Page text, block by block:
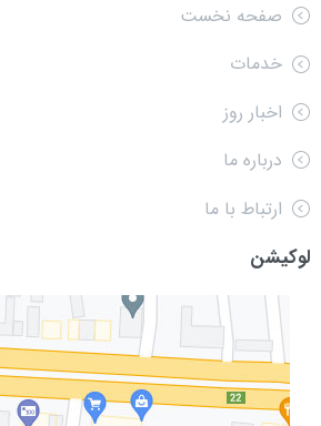
صفحه نخست
خدمات
اخبار روز
درباره ما
ارتباط با ما
لوکیشن